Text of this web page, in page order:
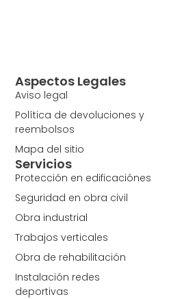
Aspectos Legales
Aviso legal
Política de devoluciones y
reembolsos
Mapa del sitio
Servicios
Protección en edificaciónes
Seguridad en obra civil
Obra industrial
Trabajos verticales
Obra de rehabilitación
Instalación redes
deportivas